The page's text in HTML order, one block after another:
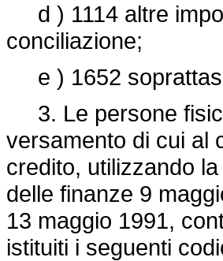
d ) 1114 altre
conciliazione;
e ) 1652
3. Le persone
versamento di cui al
credito, utilizzando
delle finanze 9
13 maggio 1991,
istituiti i seguenti